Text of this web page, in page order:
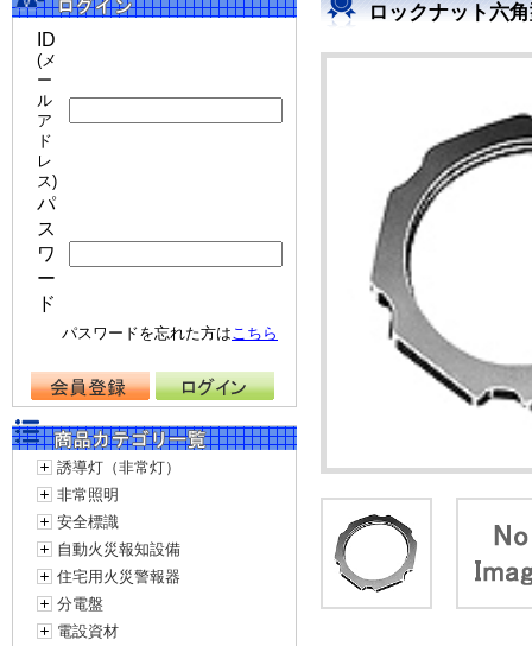
ID
(メ
ー
ル
ア
ド
レ
ス)
パ
ス
ワ
ー
ド
パスワードを忘れた方はこちら
誘導灯（非常灯）
非常照明
安全標識
自動火災報知設備
住宅用火災警報器
分電盤
電設資材
ロックナット六